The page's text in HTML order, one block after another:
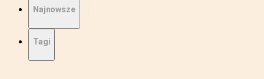
Najnowsze
Tagi